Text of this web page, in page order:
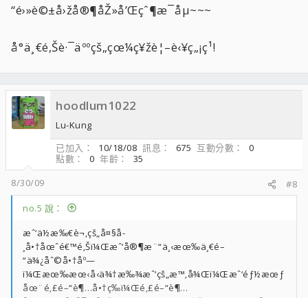
“é›»è©±å›žå®¶åŽ»å’Œçˆ¶æ¯åµ~~~
å°ä¸€é‚Šè·¯äººçš„çœ¼ç¥žè¦–è‹¥ç„¡ç¹!
hoodlum1022
Lu-Kung
已加入
10/18/08 訊息 675 互動分數
0
點數
0 年齡
35
8/30/09
#8
no.5 說：
æˆ‘ä½æ‰€è¬‚çš„å¤§å­
¸å•†åœˆé€™é‚Šï¼Œæˆ‘å®¶æ¨“ä¸‹æœ‰ä¸€é–
“ä¾¿åˆ©å•†åº—
ï¼Œæœ‰æœ‹å‹ä¾†æ‰¾æˆ‘çš„æ™‚å¾Œï¼Œæˆ‘éƒ½æœƒ
åœ¨é‚£é–“è¶…å•†ç­‰ï¼Œé‚£é–“è¶…